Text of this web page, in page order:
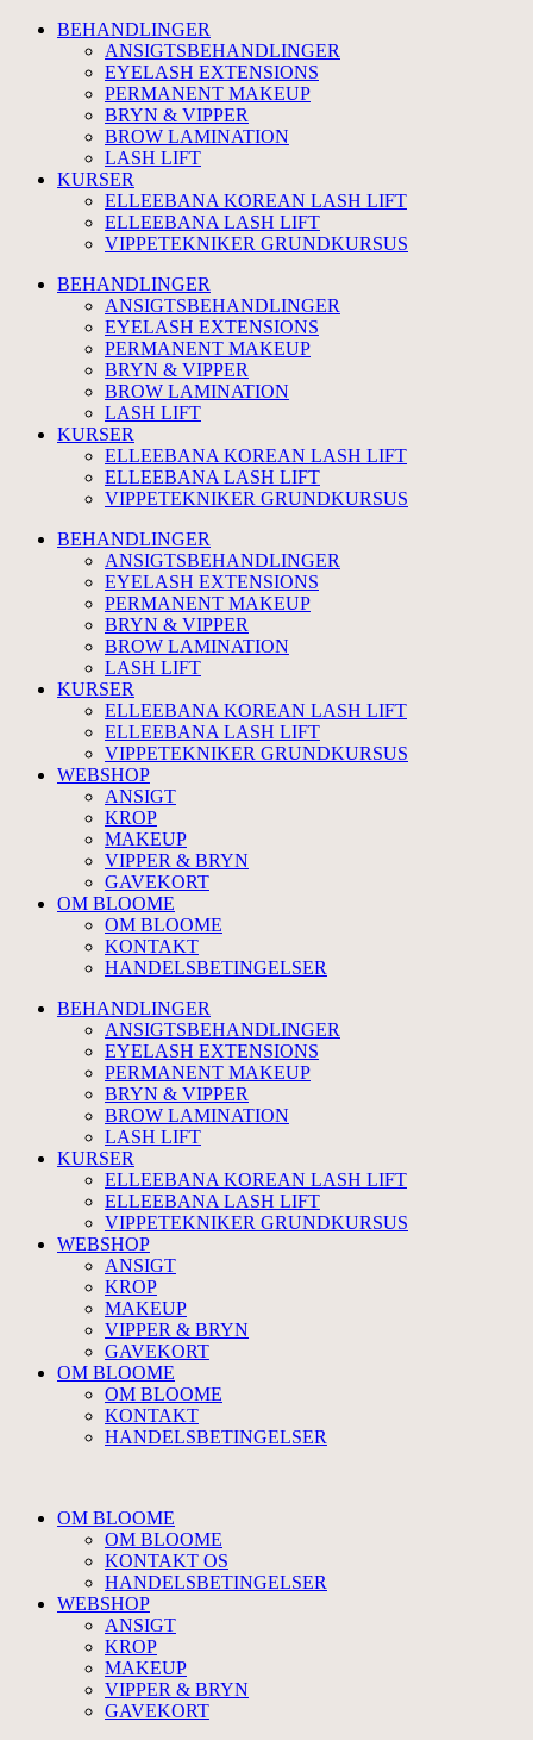
BEHANDLINGER
ANSIGTSBEHANDLINGER
EYELASH EXTENSIONS
PERMANENT MAKEUP
BRYN & VIPPER
BROW LAMINATION
LASH LIFT
KURSER
ELLEEBANA KOREAN LASH LIFT
ELLEEBANA LASH LIFT
VIPPETEKNIKER GRUNDKURSUS
BEHANDLINGER
ANSIGTSBEHANDLINGER
EYELASH EXTENSIONS
PERMANENT MAKEUP
BRYN & VIPPER
BROW LAMINATION
LASH LIFT
KURSER
ELLEEBANA KOREAN LASH LIFT
ELLEEBANA LASH LIFT
VIPPETEKNIKER GRUNDKURSUS
BEHANDLINGER
ANSIGTSBEHANDLINGER
EYELASH EXTENSIONS
PERMANENT MAKEUP
BRYN & VIPPER
BROW LAMINATION
LASH LIFT
KURSER
ELLEEBANA KOREAN LASH LIFT
ELLEEBANA LASH LIFT
VIPPETEKNIKER GRUNDKURSUS
WEBSHOP
ANSIGT
KROP
MAKEUP
VIPPER & BRYN
GAVEKORT
OM BLOOME
OM BLOOME
KONTAKT
HANDELSBETINGELSER
BEHANDLINGER
ANSIGTSBEHANDLINGER
EYELASH EXTENSIONS
PERMANENT MAKEUP
BRYN & VIPPER
BROW LAMINATION
LASH LIFT
KURSER
ELLEEBANA KOREAN LASH LIFT
ELLEEBANA LASH LIFT
VIPPETEKNIKER GRUNDKURSUS
WEBSHOP
ANSIGT
KROP
MAKEUP
VIPPER & BRYN
GAVEKORT
OM BLOOME
OM BLOOME
KONTAKT
HANDELSBETINGELSER
OM BLOOME
OM BLOOME
KONTAKT OS
HANDELSBETINGELSER
WEBSHOP
ANSIGT
KROP
MAKEUP
VIPPER & BRYN
GAVEKORT